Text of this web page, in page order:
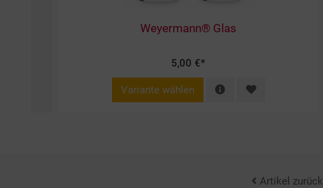
Weyermann® Glas
5,00 €*
Variante wählen
Artikel zurück